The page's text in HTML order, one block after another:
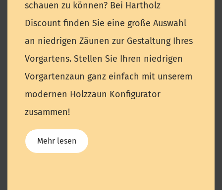
schauen zu können? Bei Hartholz
Discount finden Sie eine große Auswahl
an niedrigen Zäunen zur Gestaltung Ihres
Vorgartens. Stellen Sie Ihren niedrigen
Vorgartenzaun ganz einfach mit unserem
modernen Holzzaun Konfigurator
zusammen!
Mehr lesen